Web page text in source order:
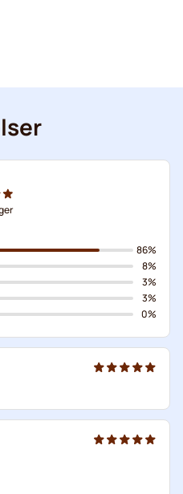
86%
8%
3%
3%
0%